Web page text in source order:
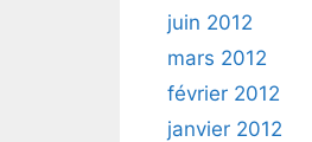
juin 2012
mars 2012
février 2012
janvier 2012